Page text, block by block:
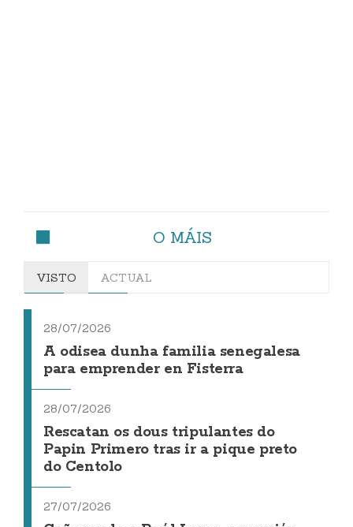
O MÁIS
VISTO ACTUAL
28/07/2026
A odisea dunha familia senegalesa
para emprender en Fisterra
28/07/2026
Rescatan os dous tripulantes do
Papin Primero tras ir a pique preto
do Centolo
27/07/2026